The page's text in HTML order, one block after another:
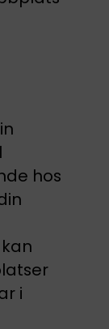
hos
i